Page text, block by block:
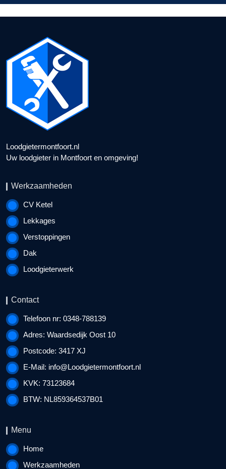
Loodgietermontfoort.nl
Uw loodgieter in Montfoort en omgeving!
Werkzaamheden
CV Ketel
Lekkages
Verstoppingen
Dak
Loodgieterwerk
Contact
Telefoon nr: 0348-788139
Adres: Waardsedijk Oost 10
Postcode: 3417 XJ
E-Mail: info@Loodgietermontfoort.nl
KVK: 73123684
BTW: NL859364537B01
Menu
Home
Werkzaamheden